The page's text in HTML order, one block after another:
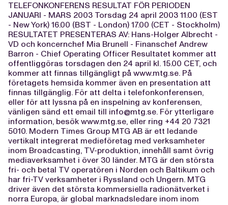
TELEFONKONFERENS RESULTAT FÖR PERIODEN
JANUARI - MARS 2003 Torsdag 24 april 2003 11.00 (EST
- New York) 16.00 (BST - London) 17.00 (CET - Stockholm)
RESULTATET PRESENTERAS AV: Hans-Holger Albrecht -
VD och koncernchef Mia Brunell - Finanschef Andrew
Barron - Chief Operating Officer Resultatet kommer att
offentliggöras torsdagen den 24 april kl. 15.00 CET, och
kommer att finnas tillgängligt på www.mtg.se. På
företagets hemsida kommer även en presentation att
finnas tillgänglig. För att delta i telefonkonferensen,
eller för att lyssna på en inspelning av konferensen,
vänligen sänd ett email till info@mtg.se. För ytterligare
information, besök www.mtg.se, eller ring +44 20 7321
5010. Modern Times Group MTG AB är ett ledande
vertikalt integrerat medieföretag med verksamheter
inom Broadcasting, TV-produktion, innehåll samt övrig
mediaverksamhet i över 30 länder. MTG är den största
fri- och betal TV operatören i Norden och Baltikum och
har fri-TV verksamheter i Ryssland och Ungern. MTG
driver även det största kommersiella radionätverket i
norra Europa, är global marknadsledare inom inom